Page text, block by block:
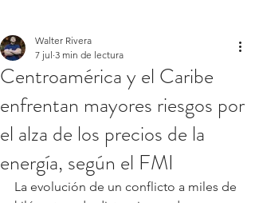
Centroamérica y el Caribe
enfrentan mayores riesgos por
el alza de los precios de la
energía, según el FMI
Walter Rivera
7 jul 3 min de lectura
La evolución de un conflicto a miles de